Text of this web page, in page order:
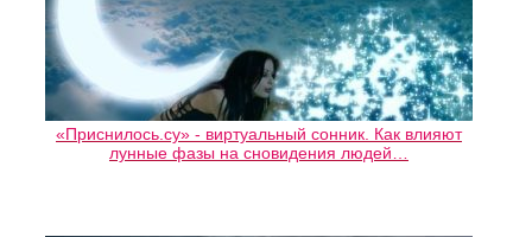
«Приснилось.су» - виртуальный сонник. Как влияют
лунные фазы на сновидения людей…